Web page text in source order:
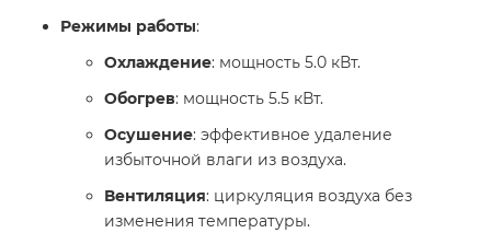
Режимы работы:
Охлаждение: мощность 5.0 кВт.
Обогрев: мощность 5.5 кВт.
Осушение: эффективное удаление
избыточной влаги из воздуха.
Вентиляция: циркуляция воздуха без
изменения температуры.